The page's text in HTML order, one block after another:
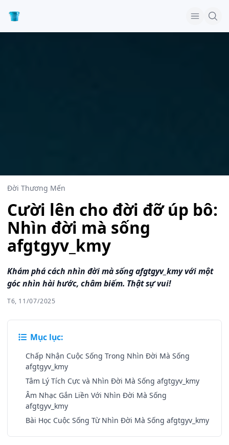
Đời Thương Mến
Cười lên cho đời đỡ úp bô:
Nhìn đời mà sống
afgtgyv_kmy
Khám phá cách nhìn đời mà sống afgtgyv_kmy với một
góc nhìn hài hước, châm biếm. Thật sự vui!
T6, 11/07/2025
Mục lục:
Chấp Nhận Cuộc Sống Trong Nhìn Đời Mà Sống
afgtgyv_kmy
Tâm Lý Tích Cực và Nhìn Đời Mà Sống afgtgyv_kmy
Âm Nhạc Gắn Liền Với Nhìn Đời Mà Sống
afgtgyv_kmy
Bài Học Cuộc Sống Từ Nhìn Đời Mà Sống afgtgyv_kmy